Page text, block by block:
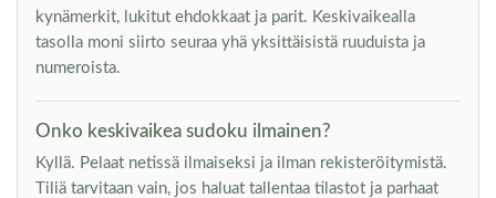
kynämerkit, lukitut ehdokkaat ja parit. Keskivaikealla
tasolla moni siirto seuraa yhä yksittäisistä ruuduista ja
numeroista.
Onko keskivaikea sudoku ilmainen?
Kyllä. Pelaat netissä ilmaiseksi ja ilman rekisteröitymistä.
Tiliä tarvitaan vain, jos haluat tallentaa tilastot ja parhaat